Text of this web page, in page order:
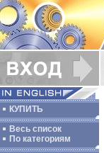
КУПИТЬ
Весь список
По категориям